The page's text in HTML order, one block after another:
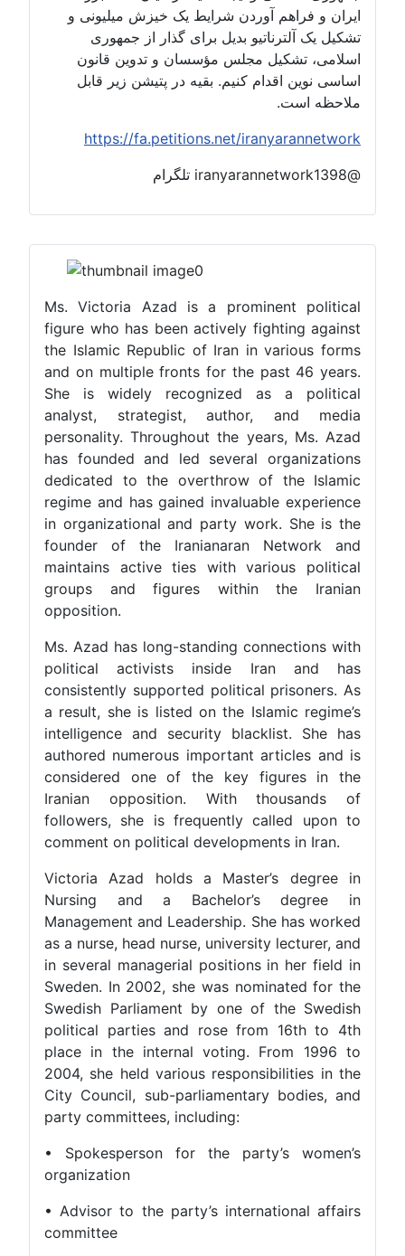
Ms. Victoria Azad is a prominent
figure who has been actively fighting
the Islamic Republic of Iran in various
and on multiple fronts for the past 46
She is widely recognized as a
analyst, strategist, author, and
personality. Throughout the years, Ms.
has founded and led several
dedicated to the overthrow of the
regime and has gained invaluable
in organizational and party work. She is
founder of the Iranianaran Network
maintains active ties with various
groups and figures within the
opposition.
Ms. Azad has long-standing connections
political activists inside Iran and
consistently supported political prisoners.
a result, she is listed on the Islamic
intelligence and security blacklist. She
authored numerous important articles and
considered one of the key figures in
Iranian opposition. With thousands
followers, she is frequently called upon
comment on political developments in Iran.
Victoria Azad holds a Master’s degree
Nursing and a Bachelor’s degree
Management and Leadership. She has
as a nurse, head nurse, university lecturer,
in several managerial positions in her field
Sweden. In 2002, she was nominated for
Swedish Parliament by one of the
political parties and rose from 16th to
place in the internal voting. From 1996
2004, she held various responsibilities in
City Council, sub-parliamentary bodies,
party committees, including:
• Spokesperson for the party’s
organization
• Advisor to the party’s international
committee
و فراهم آوردن شرایط یک خیزش میلیونی و
یک آلترناتیو بدیل برای گذار از جمهوری
تشکیل مجلس مؤسسان و تدوین قانون
نوین اقدام کنیم. بقیه در پتیشن زیر قابل
است.
https://fa.petitions.net/